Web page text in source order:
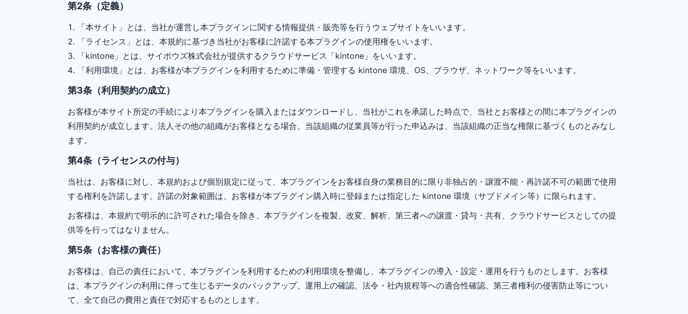
第2条（定義）
「本サイト」とは、当社が運営し本プラグインに関する情報提供・販売等を行うウェブサイトをいいます。
「ライセンス」とは、本規約に基づき当社がお客様に許諾する本プラグインの使用権をいいます。
「kintone」とは、サイボウズ株式会社が提供するクラウドサービス「kintone」をいいます。
「利用環境」とは、お客様が本プラグインを利用するために準備・管理する kintone 環境、OS、ブラウザ、ネットワーク等をいいます。
第3条（利用契約の成立）
お客様が本サイト所定の手続により本プラグインを購入またはダウンロードし、当社がこれを承諾した時点で、当社とお客様との間に本プラグインの
利用契約が成立します。法人その他の組織がお客様となる場合、当該組織の従業員等が行った申込みは、当該組織の正当な権限に基づくものとみなし
ます。
第4条（ライセンスの付与）
当社は、お客様に対し、本規約および個別規定に従って、本プラグインをお客様自身の業務目的に限り非独占的・譲渡不能・再許諾不可の範囲で使用
する権利を許諾します。許諾の対象範囲は、お客様が本プラグイン購入時に登録または指定した kintone 環境（サブドメイン等）に限られます。
お客様は、本規約で明示的に許可された場合を除き、本プラグインを複製、改変、解析、第三者への譲渡・貸与・共有、クラウドサービスとしての提
供等を行ってはなりません。
第5条（お客様の責任）
お客様は、自己の責任において、本プラグインを利用するための利用環境を整備し、本プラグインの導入・設定・運用を行うものとします。お客様
は、本プラグインの利用に伴って生じるデータのバックアップ、運用上の確認、法令・社内規程等への適合性確認、第三者権利の侵害防止等につい
て、全て自己の費用と責任で対応するものとします。